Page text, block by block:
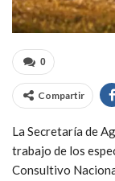
0
Compartir
La Secretaría de
trabajo de los
Consultivo